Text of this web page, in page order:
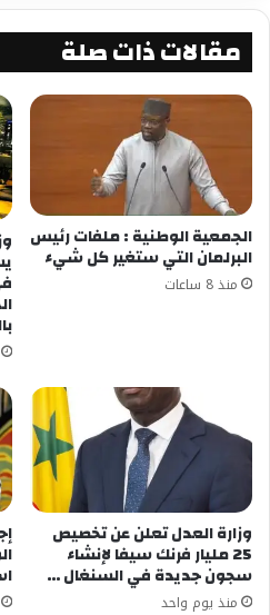
مقالات ذات صلة
الجمعية الوطنية : ملفات رئيس
البرلمان التي ستغير كل شيء
منذ 8 ساعات
وزارة العدل تعلن عن تخصيص
25 مليار فرنك سيفا لإنشاء
سجون جديدة في السنغال …
منذ يوم واحد